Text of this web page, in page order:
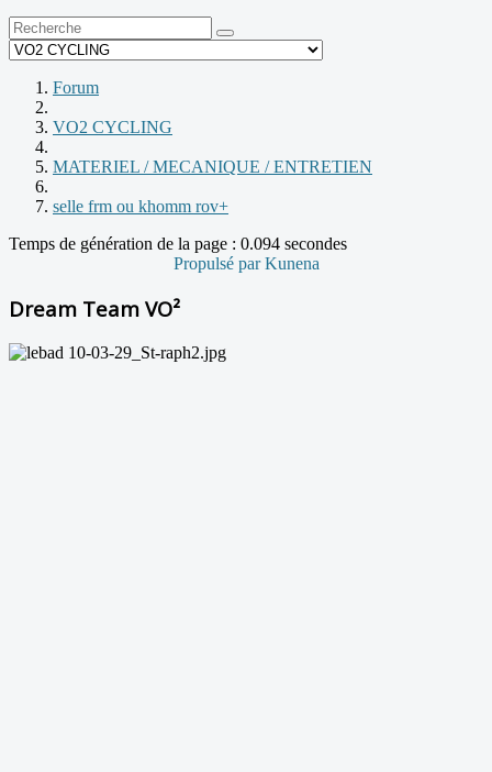
Forum
VO2 CYCLING
MATERIEL / MECANIQUE / ENTRETIEN
selle frm ou khomm rov+
Temps de génération de la page : 0.094 secondes
Propulsé parKunena
Dream Team VO²